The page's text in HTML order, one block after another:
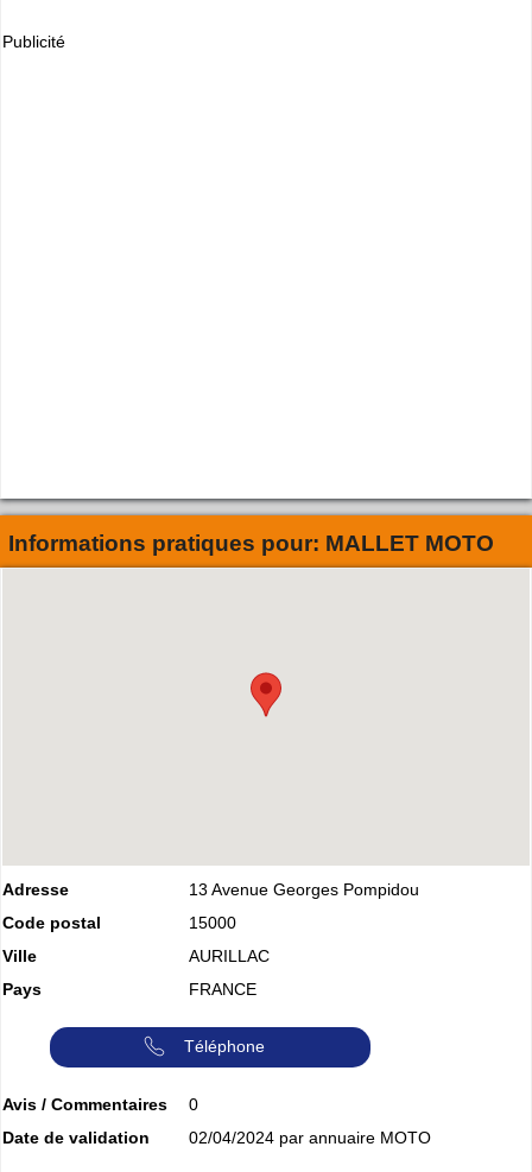
Publicité
Informations pratiques pour: MALLET MOTO
Adresse
13 Avenue Georges Pompidou
Code postal
15000
Ville
AURILLAC
Pays
FRANCE
Téléphone
Avis / Commentaires
0
Date de validation
02/04/2024 par annuaire MOTO